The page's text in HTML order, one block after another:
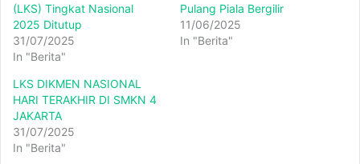
(LKS) Tingkat Nasional
2025 Ditutup
31/07/2025
In "Berita"
Pulang Piala Bergilir
11/06/2025
In "Berita"
LKS DIKMEN NASIONAL
HARI TERAKHIR DI SMKN 4
JAKARTA
31/07/2025
In "Berita"